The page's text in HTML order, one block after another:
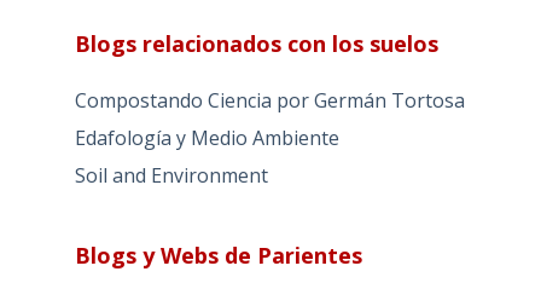
Blogs relacionados con los suelos
Compostando Ciencia por Germán Tortosa
Edafología y Medio Ambiente
Soil and Environment
Blogs y Webs de Parientes